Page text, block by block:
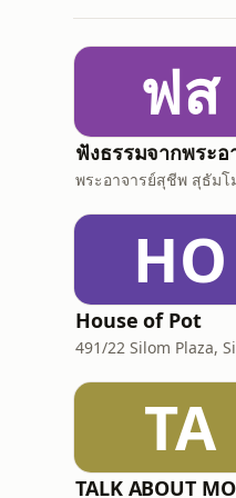
ฟส
HO
House of Pot
TA